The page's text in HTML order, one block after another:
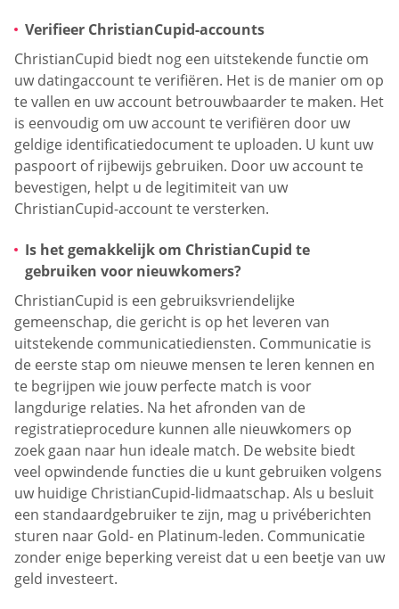
Verifieer ChristianCupid-accounts
ChristianCupid biedt nog een uitstekende functie om
uw datingaccount te verifiëren. Het is de manier om op
te vallen en uw account betrouwbaarder te maken. Het
is eenvoudig om uw account te verifiëren door uw
geldige identificatiedocument te uploaden. U kunt uw
paspoort of rijbewijs gebruiken. Door uw account te
bevestigen, helpt u de legitimiteit van uw
ChristianCupid-account te versterken.
Is het gemakkelijk om ChristianCupid te
gebruiken voor nieuwkomers?
ChristianCupid is een gebruiksvriendelijke
gemeenschap, die gericht is op het leveren van
uitstekende communicatiediensten. Communicatie is
de eerste stap om nieuwe mensen te leren kennen en
te begrijpen wie jouw perfecte match is voor
langdurige relaties. Na het afronden van de
registratieprocedure kunnen alle nieuwkomers op
zoek gaan naar hun ideale match. De website biedt
veel opwindende functies die u kunt gebruiken volgens
uw huidige ChristianCupid-lidmaatschap. Als u besluit
een standaardgebruiker te zijn, mag u privéberichten
sturen naar Gold- en Platinum-leden. Communicatie
zonder enige beperking vereist dat u een beetje van uw
geld investeert.